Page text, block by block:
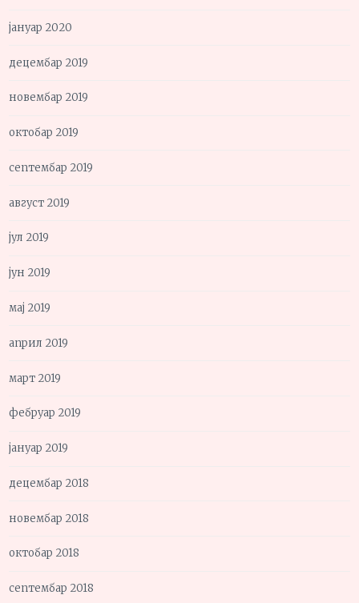
јануар 2020
децембар 2019
новембар 2019
октобар 2019
септембар 2019
август 2019
јул 2019
јун 2019
мај 2019
април 2019
март 2019
фебруар 2019
јануар 2019
децембар 2018
новембар 2018
октобар 2018
септембар 2018